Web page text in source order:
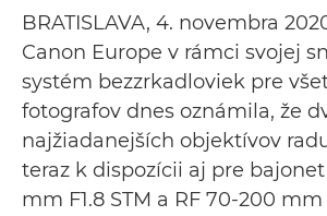
BRATISLAVA, 4. novembra
Canon Europe v rámci svojej
systém bezzrkadloviek pre
fotografov dnes oznámila, že
najžiadanejších objektívov
teraz k dispozícii aj pre bajonet
mm F1.8 STM a RF 70-200 mm